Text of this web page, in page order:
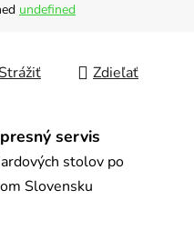
undefined
Zdieľať
servis
stolov po
Slovensku